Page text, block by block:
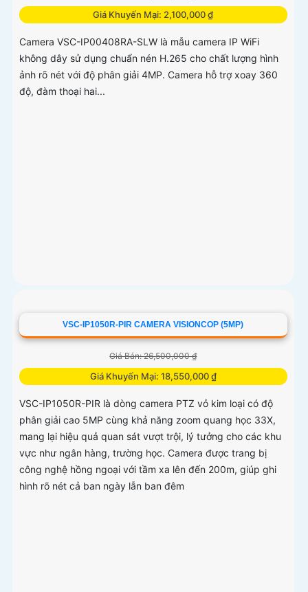
Giá Khuyến Mại: 2,100,000 ₫
Camera VSC-IP00408RA-SLW là mẫu camera IP WiFi
không dây sử dụng chuẩn nén H.265 cho chất lượng hình
ảnh rõ nét với độ phân giải 4MP. Camera hỗ trợ xoay 360
độ, đàm thoại hai...
VSC-IP1050R-PIR CAMERA VISIONCOP (5MP)
Giá Bán: 26,500,000 ₫
Giá Khuyến Mại: 18,550,000 ₫
VSC-IP1050R-PIR là dòng camera PTZ vỏ kim loại có độ
phân giải cao 5MP cùng khả năng zoom quang học 33X,
mang lại hiệu quả quan sát vượt trội, lý tưởng cho các khu
vực như ngân hàng, trường học. Camera được trang bị
công nghệ hồng ngoại với tầm xa lên đến 200m, giúp ghi
hình rõ nét cả ban ngày lẫn ban đêm